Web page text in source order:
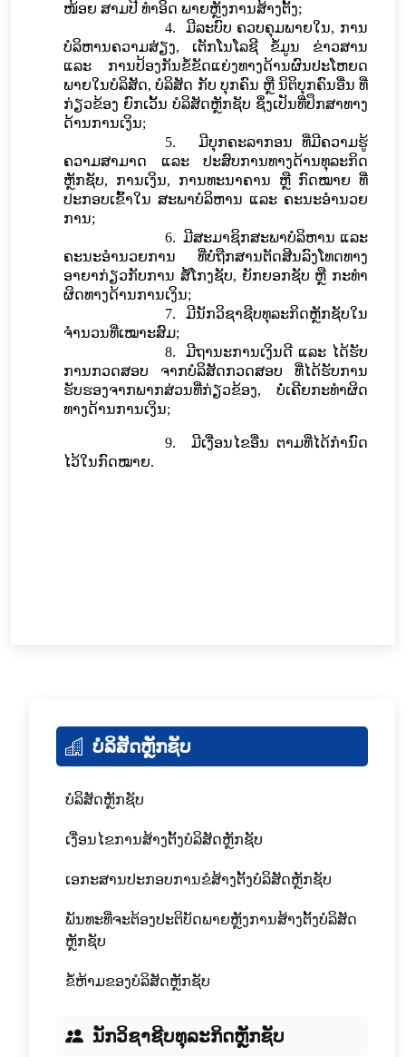
ໜ້ອຍ ສາມປີ ທໍາອິດ ພາຍຫຼັງການສ້າງຕັ້ງ;
4.
ມີລະບົບ ຄວບຄຸມພາຍໃນ, ການ
ບໍລິຫານຄວາມສ່ຽງ, ເຕັກໂນໂລຊີ ຂໍ້ມູນ ຂ່າວສານ
ແລະ ການປ້ອງກັນຂໍ້ຂັດແຍ່ງທາງດ້ານຜົນປະໂຫຍດ
ພາຍໃນບໍລິສັດ, ບໍລິສັດ ກັບ ບຸກຄົນ ຫຼື ນິຕິບຸກຄົນອື່ນ ທີ່
ກ່ຽວຂ້ອງ ຍົກເວັ້ນ ບໍລິສັດຫຼັກຊັບ ຊຶ່ງເປັນທີ່ປຶກສາທາງ
ດ້ານການເງິນ;
5.
ມີບຸກຄະລາກອນ ທີ່ມີຄວາມຮູ້
ຄວາມສາມາດ ແລະ ປະສົບການທາງດ້ານທຸລະກິດ
ຫຼັກຊັບ, ການເງິນ, ການທະນາຄານ ຫຼື ກົດໝາຍ ທີ່
ປະກອບເຂົ້າໃນສະພາ​ບໍລິຫານ ແລະ ຄະນະ​ອຳນວຍ​
ການ;
6. ມີສະມາຊິກສະພາບໍລິຫານ ແລະ
ຄະນະອໍານວຍການ ທີ່ບໍ່ຖືກສານຕັດສີນລົງ​ໂທດ​ທາງ​
ອາຍາ​ກ່ຽວກັບການສໍ້​ໂກງ​ຊັບ, ຍັກ​ຍອກ​ຊັບ ຫຼື ກະທໍາ
ຜິດທາງດ້ານການເງິນ;
7.
ມີນັກວິຊາຊີບທຸລະກິດຫຼັກຊັບໃນ
ຈຳນວນທີ່ເໝາະສົມ;
8.
ມີຖານະການເງິນດີ ແລະ ໄດ້ຮັບ
ການກວດສອບ ຈາກບໍລິສັດກວດສອບ ທີ່ໄດ້ຮັບການ
ຮັບຮອງຈາກພາກສ່ວນທີ່ກ່ຽວຂ້ອງ, ບໍ່ເຄີຍກະທໍາຜິດ
ທາງດ້ານການເງິນ;
9. ມີເງື່ອນໄຂອື່ນ ຕາມທີ່ໄດ້ກຳນົດ
ໄວ້ໃນກົດໝາຍ.
ບໍລິສັດຫຼັກຊັບ
ບໍລິສັດຫຼັກຊັບ
ເງື່ອນໄຂການສ້າງຕັ້ງບໍລິສັດຫຼັກຊັບ
ເອກະສານປະກອບການຂໍສ້າງຕັ້ງບໍລິສັດຫຼັກຊັບ
ພັນທະທີ່ຈະຕ້ອງປະຕິບັດພາຍຫຼັງການສ້າງຕັ້ງບໍລິສັດ
ຫຼັກຊັບ
ຂໍ້ຫ້າມຂອງບໍລິສັດຫຼັກຊັບ
ນັກວິຊາຊີບທຸລະກິດຫຼັກຊັບ